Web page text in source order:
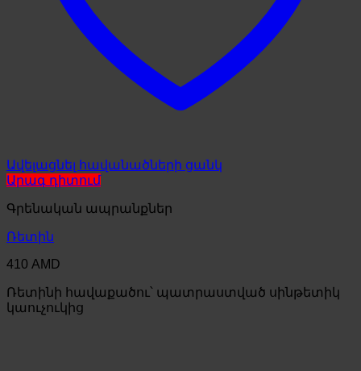
Ավելացնել հավանածների ցանկ
Արագ դիտում
Գրենական ապրանքներ
Ռետին
410 AMD
Ռետինի հավաքածու՝ պատրաստված սինթետիկ
կաուչուկից